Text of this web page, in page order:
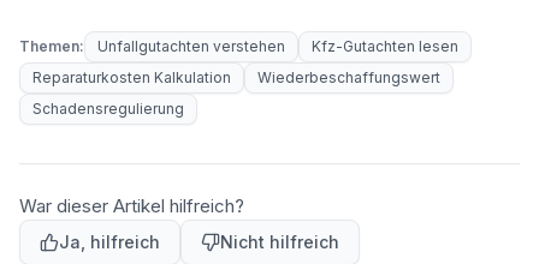
Themen: Unfallgutachten verstehen
Kfz-Gutachten lesen
Reparaturkosten Kalkulation
Wiederbeschaffungswert
Schadensregulierung
War dieser Artikel hilfreich?
Ja, hilfreich Nicht hilfreich